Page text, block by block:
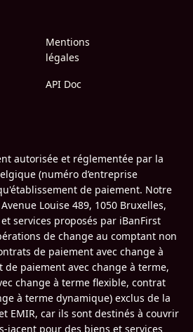
Mentions
légales
API Doc
autorisée et réglementée par la
(numéro d’entreprise
de paiement. Notre
Louise 489, 1050 Bruxelles,
services proposés par iBanFirst
de change au comptant non
de paiement avec change à
paiement avec change à terme,
change à terme flexible, contrat
à terme dynamique) exclus de la
EMIR, car ils sont destinés à couvrir
jacent pour des biens et services